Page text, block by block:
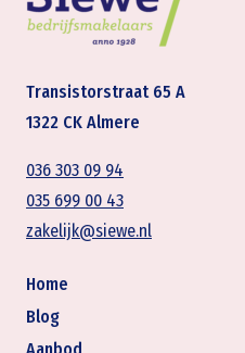
Transistorstraat 65 A
1322 CK Almere
036 303 09 94
035 699 00 43
zakelijk@siewe.nl
Home
Blog